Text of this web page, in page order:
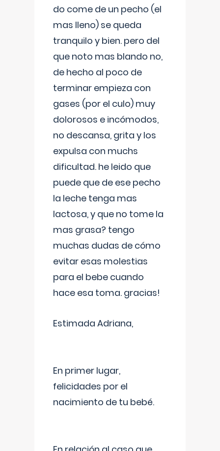
do come de un pecho (el
mas lleno) se queda
tranquilo y bien. pero del
que noto mas blando no,
de hecho al poco de
terminar empieza con
gases (por el culo) muy
dolorosos e incómodos,
no descansa, grita y los
expulsa con muchs
dificultad. he leido que
puede que de ese pecho
la leche tenga mas
lactosa, y que no tome la
mas grasa? tengo
muchas dudas de cómo
evitar esas molestias
para el bebe cuando
hace esa toma. gracias!
Estimada Adriana,
En primer lugar,
felicidades por el
nacimiento de tu bebé.